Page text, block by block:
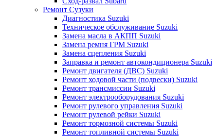
Ремонт Сузуки
Диагностика Suzuki
Техническое обслуживание Suzuki
Замена масла в АКПП Suzuki
Замена ремня ГРМ Suzuki
Замена сцепления Suzuki
Заправка и ремонт автокондиционера Suzuki
Ремонт двигателя (ДВС) Suzuki
Ремонт ходовой части (подвески) Suzuki
Ремонт трансмиссии Suzuki
Ремонт электрооборудования Suzuki
Ремонт рулевого управления Suzuki
Ремонт рулевой рейки Suzuki
Ремонт тормозной системы Suzuki
Ремонт топливной системы Suzuki